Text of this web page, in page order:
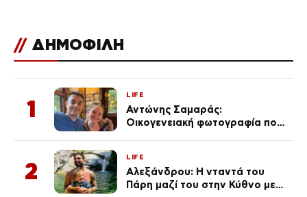
// ΔΗΜΟΦΙΛΗ
1
LIFE
Αντώνης Σαμαράς:
Οικογενειακή φωτογραφία που
Λένας
2
LIFE
Αλεξάνδρου: Η νταντά του
Πάρη μαζί του στην Κύθνο με